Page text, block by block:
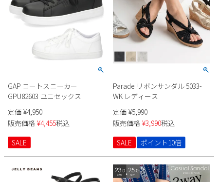
GAP コートスニーカー
GPU82603 ユニセックス
定価 ¥4,950
販売価格 ¥4,455税込
SALE
Parade リボンサンダル 5033-
WK レディース
定価 ¥5,990
販売価格 ¥3,990税込
SALE
ポイント10倍